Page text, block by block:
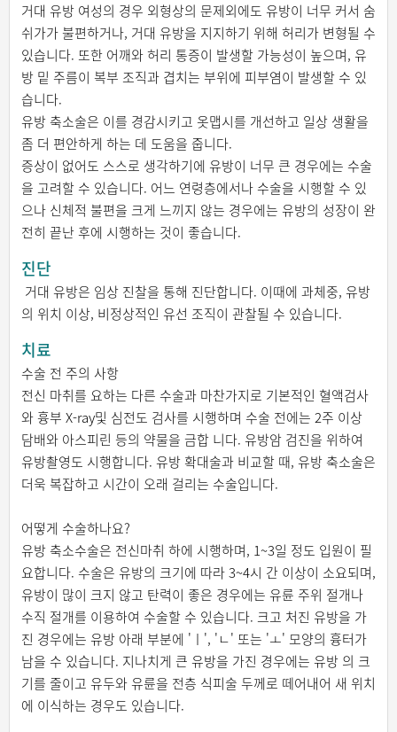
거대 유방 여성의 경우 외형상의 문제외에도 유방이 너무 커서 숨
쉬가가 불편하거나, 거대 유방을 지지하기 위해 허리가 변형될 수
있습니다. 또한 어깨와 허리 통증이 발생할 가능성이 높으며, 유
방 밑 주름이 복부 조직과 겹치는 부위에 피부염이 발생할 수 있
습니다.
유방 축소술은 이를 경감시키고 옷맵시를 개선하고 일상 생활을
좀 더 편안하게 하는 데 도움을 줍니다.
증상이 없어도 스스로 생각하기에 유방이 너무 큰 경우에는 수술
을 고려할 수 있습니다. 어느 연령층에서나 수술을 시행할 수 있
으나 신체적 불편을 크게 느끼지 않는 경우에는 유방의 성장이 완
전히 끝난 후에 시행하는 것이 좋습니다.
진단
거대 유방은 임상 진찰을 통해 진단합니다. 이때에 과체중, 유방
의 위치 이상, 비정상적인 유선 조직이 관찰될 수 있습니다.
치료
수술 전 주의 사항
전신 마취를 요하는 다른 수술과 마찬가지로 기본적인 혈액검사
와 흉부 X-ray및 심전도 검사를 시행하며 수술 전에는 2주 이상
담배와 아스피린 등의 약물을 금합 니다. 유방암 검진을 위하여
유방촬영도 시행합니다. 유방 확대술과 비교할 때, 유방 축소술은
더욱 복잡하고 시간이 오래 걸리는 수술입니다.
어떻게 수술하나요?
유방 축소수술은 전신마취 하에 시행하며, 1~3일 정도 입원이 필
요합니다. 수술은 유방의 크기에 따라 3~4시 간 이상이 소요되며,
유방이 많이 크지 않고 탄력이 좋은 경우에는 유륜 주위 절개나
수직 절개를 이용하여 수술할 수 있습니다. 크고 처진 유방을 가
진 경우에는 유방 아래 부분에 'ㅣ', 'ㄴ' 또는 'ㅗ' 모양의 흉터가
남을 수 있습니다. 지나치게 큰 유방을 가진 경우에는 유방 의 크
기를 줄이고 유두와 유륜을 전층 식피술 두께로 떼어내어 새 위치
에 이식하는 경우도 있습니다.